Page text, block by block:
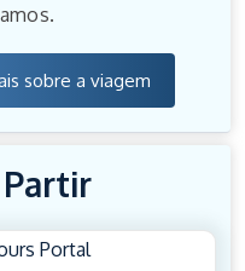
sobre a viagem